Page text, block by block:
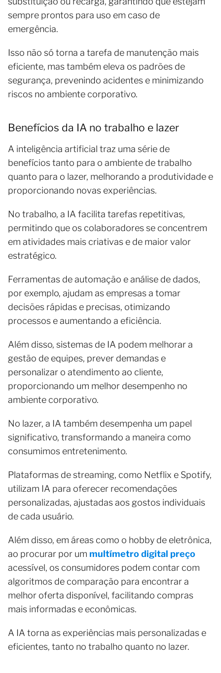
sempre prontos para uso em caso de
emergência.
Isso não só torna a tarefa de manutenção mais
eficiente, mas também eleva os padrões de
segurança, prevenindo acidentes e minimizando
riscos no ambiente corporativo.
Benefícios da IA no trabalho e lazer
A inteligência artificial traz uma série de
benefícios tanto para o ambiente de trabalho
quanto para o lazer, melhorando a produtividade e
proporcionando novas experiências.
No trabalho, a IA facilita tarefas repetitivas,
permitindo que os colaboradores se concentrem
em atividades mais criativas e de maior valor
estratégico.
Ferramentas de automação e análise de dados,
por exemplo, ajudam as empresas a tomar
decisões rápidas e precisas, otimizando
processos e aumentando a eficiência.
Além disso, sistemas de IA podem melhorar a
gestão de equipes, prever demandas e
personalizar o atendimento ao cliente,
proporcionando um melhor desempenho no
ambiente corporativo.
No lazer, a IA também desempenha um papel
significativo, transformando a maneira como
consumimos entretenimento.
Plataformas de streaming, como Netflix e Spotify,
utilizam IA para oferecer recomendações
personalizadas, ajustadas aos gostos individuais
de cada usuário.
Além disso, em áreas como o hobby de eletrônica,
ao procurar por um multímetro digital preço
acessível, os consumidores podem contar com
algoritmos de comparação para encontrar a
melhor oferta disponível, facilitando compras
mais informadas e econômicas.
A IA torna as experiências mais personalizadas e
eficientes, tanto no trabalho quanto no lazer.